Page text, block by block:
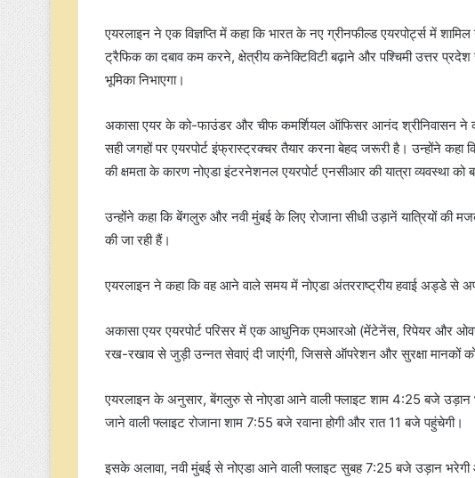
एयरलाइन ने एक विज्ञप्ति में कहा कि भारत के नए ग्रीनफील्ड एयरपोर्ट्स में
ट्रैफिक का दबाव कम करने, क्षेत्रीय कनेक्टिविटी बढ़ाने और पश्चिमी उत्तर
भूमिका निभाएगा।
अकासा एयर के को-फाउंडर और चीफ कमर्शियल ऑफिसर आनंद श्रीनिवासन ने
सही जगहों पर एयरपोर्ट इंफ्रास्ट्रक्चर तैयार करना बेहद जरूरी है। उन्होंने
की क्षमता के कारण नोएडा इंटरनेशनल एयरपोर्ट एनसीआर की यात्रा व्यवस्था को
उन्होंने कहा कि बेंगलुरु और नवी मुंबई के लिए रोजाना सीधी उड़ानें यात्रियों
की जा रही हैं।
एयरलाइन ने कहा कि वह आने वाले समय में नोएडा अंतरराष्ट्रीय हवाई अड्डे
अकासा एयर एयरपोर्ट परिसर में एक आधुनिक एमआरओ (मेंटेनेंस, रिपेयर और
रख-रखाव से जुड़ी उन्नत सेवाएं दी जाएंगी, जिससे ऑपरेशन और सुरक्षा मानकों
एयरलाइन के अनुसार, बेंगलुरु से नोएडा आने वाली फ्लाइट शाम 4:25 बजे
जाने वाली फ्लाइट रोजाना शाम 7:55 बजे रवाना होगी और रात 11 बजे पहुंचेगी।
इसके अलावा, नवी मुंबई से नोएडा आने वाली फ्लाइट सुबह 7:25 बजे उड़ान